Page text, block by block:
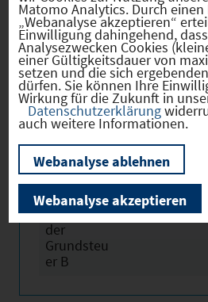
Informationen!
Hebesätze
Gewerbest
euerhebes
atz
2024
Hebesatz
der
Grundsteu
er B
2024 380
Matomo Analytics. Durch
„Webanalyse akzeptieren“
Einwilligung dahingehend,
Analysezwecken Cookies
einer Gültigkeitsdauer von
setzen und die sich
dürfen. Sie können Ihre
Wirkung für die Zukunft in
Datenschutzerklärung
auch weitere Informationen.
Webanalyse ablehnen
Webanalyse akzeptieren